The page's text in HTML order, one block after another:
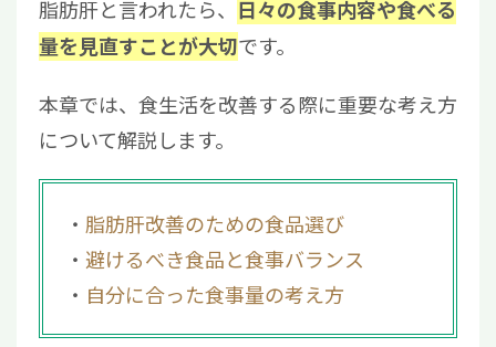
脂肪肝と言われたら、 日々の食事内容や食べる
量を見直すことが大切です。
本章では、食生活を改善する際に重要な考え方
について解説します。
脂肪肝改善のための食品選び
避けるべき食品と食事バランス
自分に合った食事量の考え方